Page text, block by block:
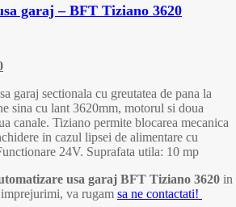
garaj – BFT Tiziano 3620
garaj sectionala cu greutatea de pana la
sina cu lant 3620mm, motorul si doua
canale. Tiziano permite blocarea mecanica
in cazul lipsei de alimentare cu
24V. Suprafata utila: 10 mp
usa garaj BFT Tiziano 3620 in
va rugam sa ne contactati!